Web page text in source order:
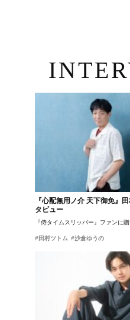
『心配無用ノ介 天下御免』
タビュー
『侍タイムスリッパー』ファンに
#田村ツトム #沙倉ゆうの